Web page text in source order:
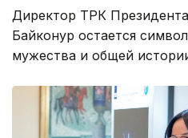
Директор ТРК
Байконур остается
мужества и общей